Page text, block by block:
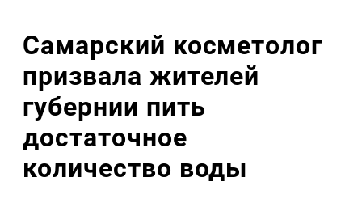
Самарский косметолог
призвала жителей
губернии пить
достаточное
количество воды